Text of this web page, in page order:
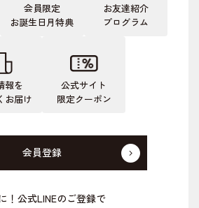
会員限定
お誕生日月特典
お友達紹介
プログラム
報を
お届け
公式サイト
限定クーポン
会員登録
！公式LINEのご登録で